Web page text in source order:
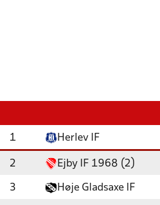
1 Herlev IF
2 Ejby IF 1968 (2)
3 Høje Gladsaxe IF